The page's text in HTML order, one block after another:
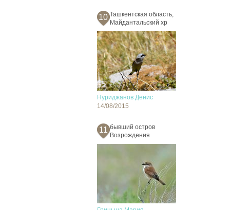
10 Ташкентская область,
Майдантальский хр
Нуриджанов Денис
14/08/2015
11 бывший остров
Возрождения